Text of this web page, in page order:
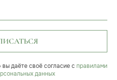
даёте своё согласие с правилами
данных